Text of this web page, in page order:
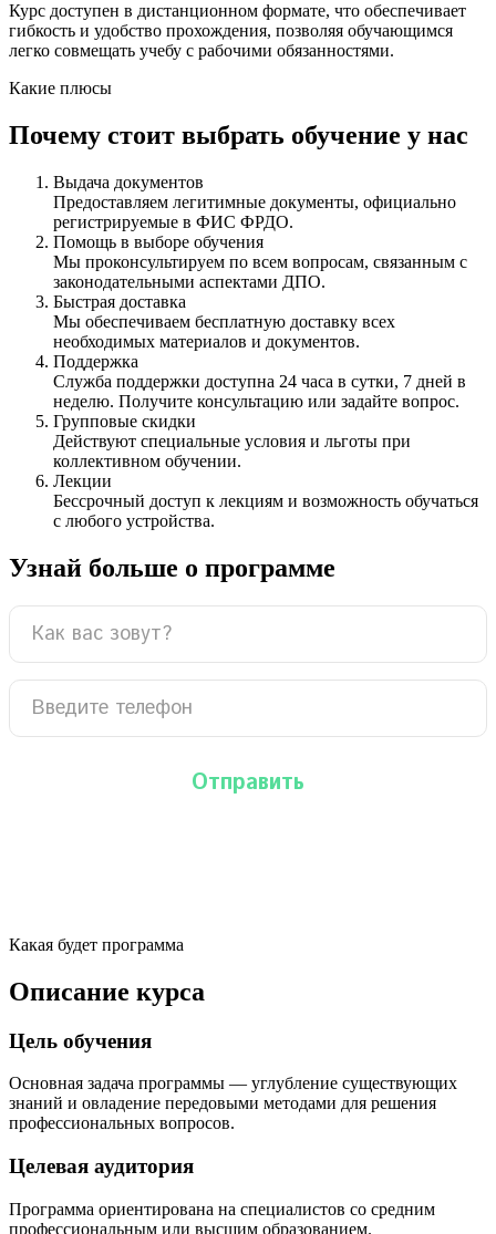
Курс доступен в дистанционном формате, что обеспечивает
гибкость и удобство прохождения, позволяя обучающимся
легко совмещать учебу с рабочими обязанностями.
Какие плюсы
Почему стоит выбрать обучение у нас
Выдача документов
Предоставляем легитимные документы, официально
регистрируемые в ФИС ФРДО.
Помощь в выборе обучения
Мы проконсультируем по всем вопросам, связанным с
законодательными аспектами ДПО.
Быстрая доставка
Мы обеспечиваем бесплатную доставку всех
необходимых материалов и документов.
Поддержка
Служба поддержки доступна 24 часа в сутки, 7 дней в
неделю. Получите консультацию или задайте вопрос.
Групповые скидки
Действуют специальные условия и льготы при
коллективном обучении.
Лекции
Бессрочный доступ к лекциям и возможность обучаться
с любого устройства.
Узнай больше о программе
Какая будет программа
Описание курса
Цель обучения
Основная задача программы — углубление существующих
знаний и овладение передовыми методами для решения
профессиональных вопросов.
Целевая аудитория
Программа ориентирована на специалистов со средним
профессиональным или высшим образованием.